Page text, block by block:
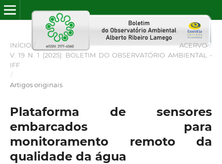
INÍCIO / ACERVO /
V. 19 N. 1 (2025): BOLETIM DO OBSERVATÓRIO AMBIENTAL -
IFF
/
Artigos originais
Plataforma de sensores
embarcados para
monitoramento remoto da
qualidade da água